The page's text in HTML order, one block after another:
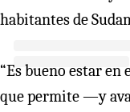
habitantes de
“Es bueno estar en
que permite —y